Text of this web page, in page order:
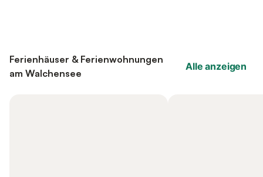
Ferienhäuser & Ferienwohnungen
am Walchensee
Alle anzeigen